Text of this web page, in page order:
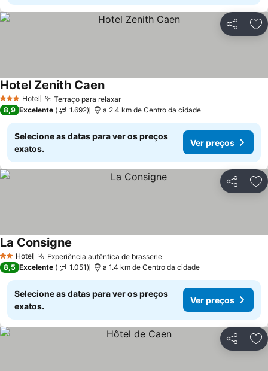
Partilhar
3 EstrelasHotel Terraço para relaxarVer preços
Hotel Zenith CaenVer preços
8,9 Excelente 1.692 a 2.4 km de Centro da cidade
Selecione as datas para ver os preços
exatos.
Ver preços
Partilhar
2 Estrelas
Hotel Experiência autêntica de brasserieVer preços
La Consigne
8,5 Excelente 1.051 a 1.4 km de Centro da cidade
Selecione as datas para ver os preços
exatos.
Ver preços
Partilhar